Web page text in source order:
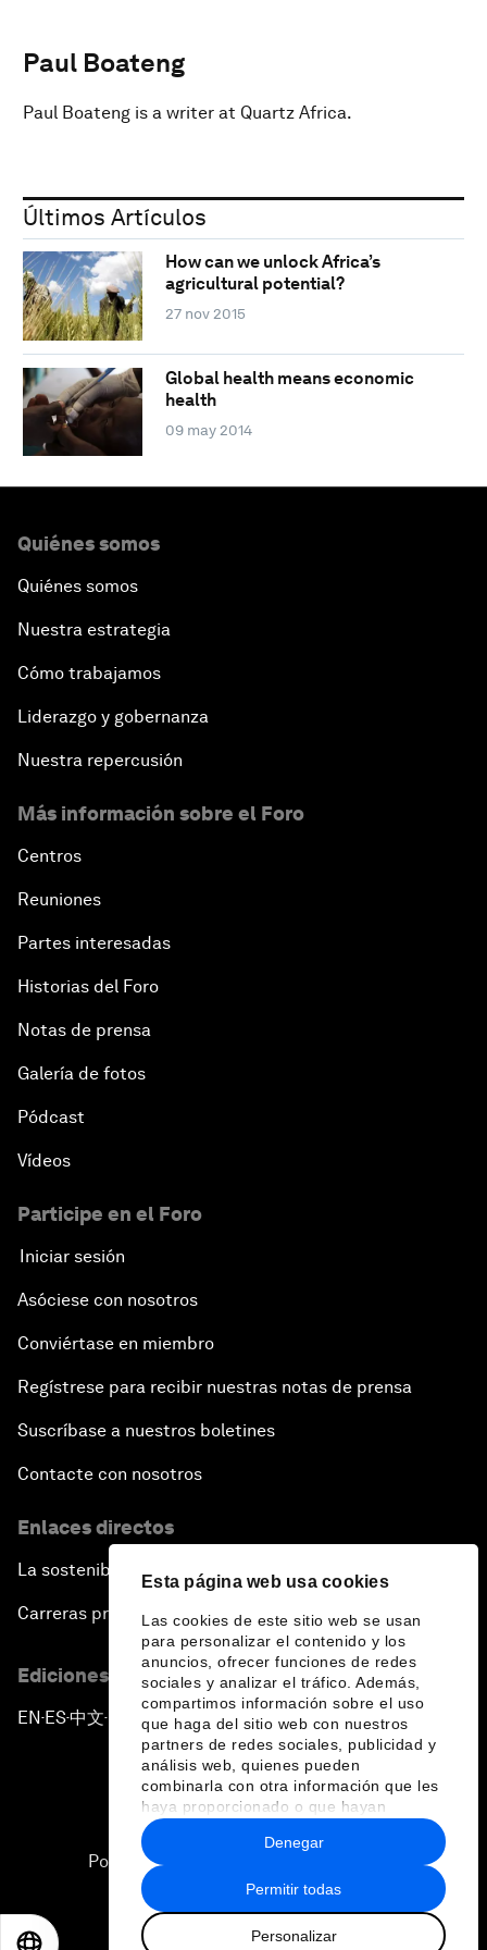
Esta página web usa cookies
Las cookies de este sitio web se usan
para personalizar el contenido y los
anuncios, ofrecer funciones de redes
sociales y analizar el tráfico. Además,
compartimos información sobre el uso
que haga del sitio web con nuestros
partners de redes sociales, publicidad y
análisis web, quienes pueden
combinarla con otra información que les
haya proporcionado o que hayan
recopilado a partir del uso que haya
hecho de sus servicios.
Permitir todas
Personalizar
Denegar
Paul Boateng
Paul Boateng is a writer at Quartz Africa.
Últimos Artículos
How can we unlock Africa’s
agricultural potential?
27 nov 2015
Global health means economic
health
09 may 2014
Quiénes somos
Quiénes somos
Nuestra estrategia
Cómo trabajamos
Liderazgo y gobernanza
Nuestra repercusión
Más información sobre el Foro
Centros
Reuniones
Partes interesadas
Historias del Foro
Notas de prensa
Galería de fotos
Pódcast
Vídeos
Participe en el Foro
Iniciar sesión
Asóciese con nosotros
Conviértase en miembro
Regístrese para recibir nuestras notas de prensa
Suscríbase a nuestros boletines
Contacte con nosotros
Enlaces directos
La sostenibilidad en el Foro
Carreras profesionales
Ediciones en otros idiomas
EN ▪ES▪中文▪ 日本語
Política de privacidad y normas de uso
Sitemap
2026 Foro Económico Mundial